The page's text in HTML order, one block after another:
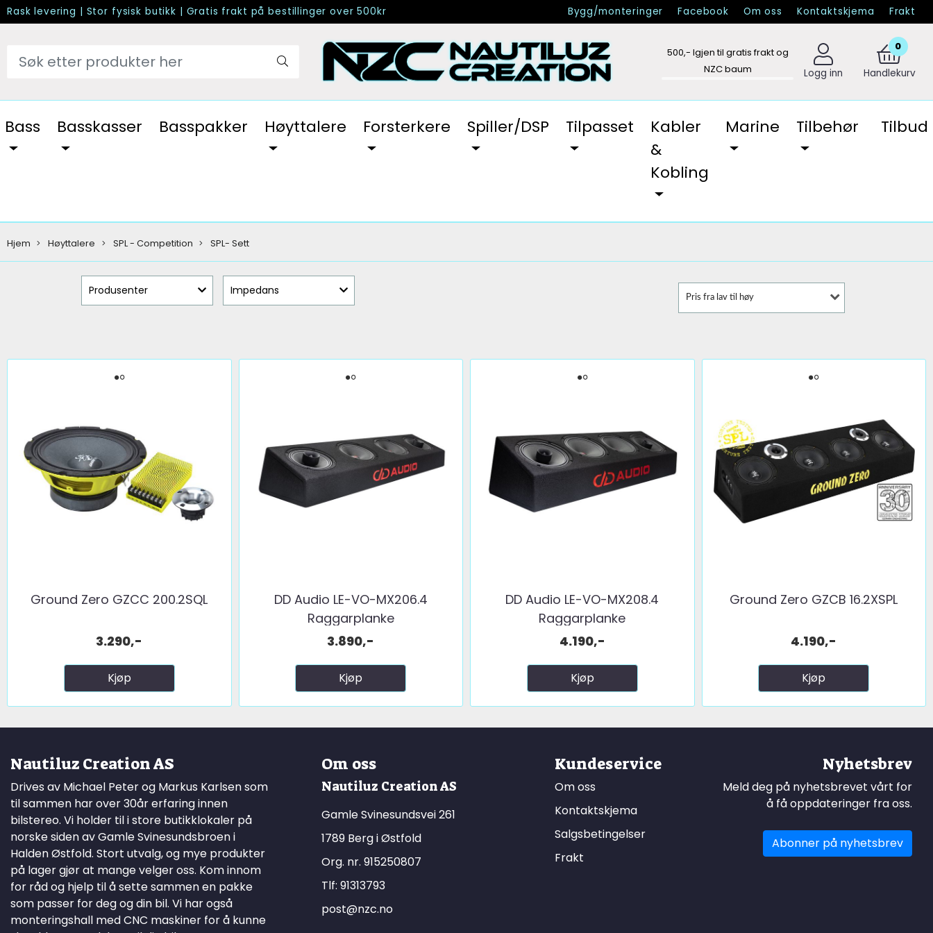
Rask levering | Stor fysisk butikk | Gratis frakt på bestillinger over 500kr Bygg/monteringer Facebook Om oss Kontaktskjema Frakt
500,- Igjen til gratis frakt og
NZC baum
Logg inn
0
Handlekurv
Bass Basskasser Basspakker Høyttalere Forsterkere Spiller/DSP Tilpasset
Kabler
&
Kobling
Marine Tilbehør Tilbud
Hjem Høyttalere SPL - Competition SPL- Sett
Produsenter Impedans
Pris fra lav til høy
Ground Zero GZCC 200.2SQL
3.290,-
Kjøp
DD Audio LE-VO-MX206.4
Raggarplanke
3.890,-
Kjøp
DD Audio LE-VO-MX208.4
Raggarplanke
4.190,-
Kjøp
Ground Zero GZCB 16.2XSPL
4.190,-
Kjøp
Nautiluz Creation AS
Drives av Michael Peter og Markus Karlsen som
til sammen har over 30år erfaring innen
bilstereo. Vi holder til i store butikklokaler på
norske siden av Gamle Svinesundsbroen i
Halden Østfold. Stort utvalg, og mye produkter
på lager gjør at mange velger oss. Kom innom
for råd og hjelp til å sette sammen en pakke
som passer for deg og din bil. Vi har også
monteringshall med CNC maskiner for å kunne
Om oss
Nautiluz Creation AS
Gamle Svinesundsvei 261
1789 Berg i Østfold
Org. nr. 915250807
Tlf: 91313793
post@nzc.no
Kundeservice
Om oss
Kontaktskjema
Salgsbetingelser
Frakt
Nyhetsbrev
Meld deg på nyhetsbrevet vårt for
å få oppdateringer fra oss.
Abonner på nyhetsbrev